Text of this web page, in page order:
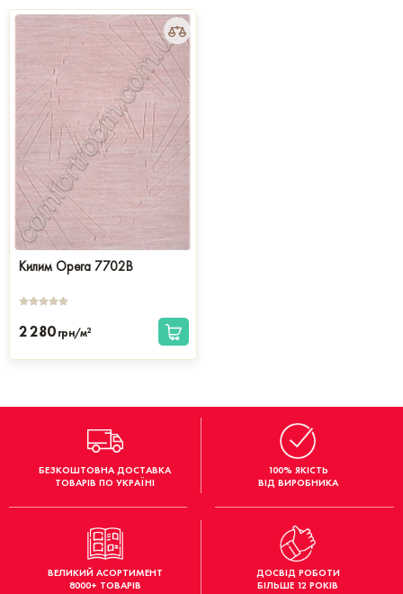
Килим Opera 7702B
2 280 грн/м2
БЕЗКОШТОВНА ДОСТАВКА
ТОВАРІВ ПО УКРАЇНІ
100% ЯКІСТЬ
ВІД ВИРОБНИКА
ВЕЛИКИЙ АСОРТИМЕНТ
8000+ ТОВАРІВ
ДОСВІД РОБОТИ
БІЛЬШЕ 12 РОКІВ